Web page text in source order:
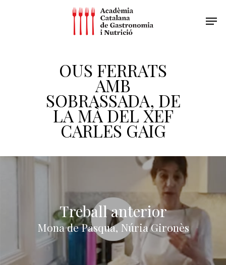
OUS FERRATS
AMB
SOBRASSADA, DE
LA MÀ DEL XEF
CARLES GAIG
Treball anterior
Mona de Pasqua, Núria Gironès